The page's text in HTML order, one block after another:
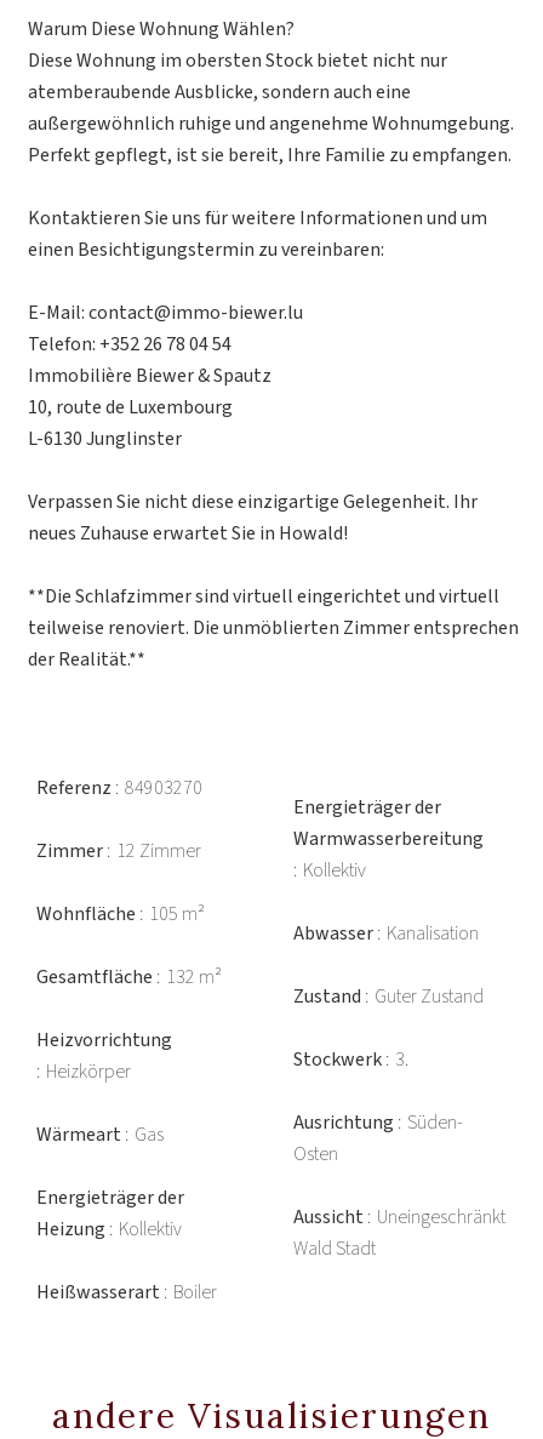
Warum Diese Wohnung Wählen?
Diese Wohnung im obersten Stock bietet nicht nur
atemberaubende Ausblicke, sondern auch eine
außergewöhnlich ruhige und angenehme Wohnumgebung.
Perfekt gepflegt, ist sie bereit, Ihre Familie zu empfangen.
Kontaktieren Sie uns für weitere Informationen und um
einen Besichtigungstermin zu vereinbaren:
E-Mail: contact@immo-biewer.lu
Telefon: +352 26 78 04 54
Immobilière Biewer & Spautz
10, route de Luxembourg
L-6130 Junglinster
Verpassen Sie nicht diese einzigartige Gelegenheit. Ihr
neues Zuhause erwartet Sie in Howald!
**Die Schlafzimmer sind virtuell eingerichtet und virtuell
teilweise renoviert. Die unmöblierten Zimmer entsprechen
der Realität.**
Referenz 84903270
Zimmer 12 Zimmer
Wohnfläche 105 m²
Gesamtfläche 132 m²
Heizvorrichtung
Heizkörper
Wärmeart Gas
Energieträger der
Heizung Kollektiv
Heißwasserart Boiler
Energieträger der
Warmwasserbereitung
Kollektiv
Abwasser Kanalisation
Zustand Guter Zustand
Stockwerk 3.
Ausrichtung Süden-
Osten
Aussicht Uneingeschränkt
Wald Stadt
andere Visualisierungen